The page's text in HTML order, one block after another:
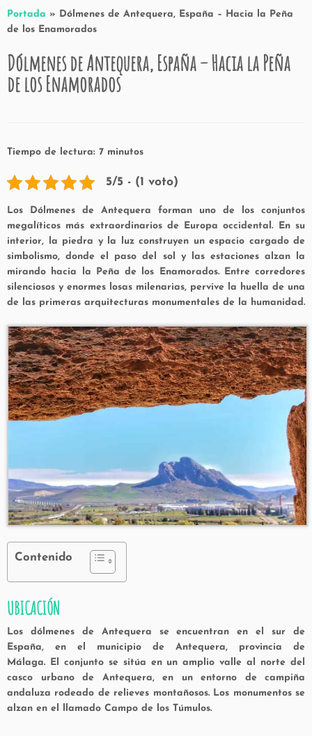
Portada » Dólmenes de Antequera, España – Hacia la Peña
de los Enamorados
Dólmenes de Antequera, España – Hacia la Peña
de los Enamorados
Tiempo de lectura: 7 minutos
5/5 - (1 voto)
Los Dólmenes de Antequera forman uno de los conjuntos
megalíticos más extraordinarios de Europa occidental. En su
interior, la piedra y la luz construyen un espacio cargado de
simbolismo, donde el paso del sol y las estaciones alzan la
mirando hacia la Peña de los Enamorados. Entre corredores
silenciosos y enormes losas milenarias, pervive la huella de una
de las primeras arquitecturas monumentales de la humanidad.
Contenido
UBICACIÓN
Los dólmenes de Antequera se encuentran en el sur de
España, en el municipio de Antequera, provincia de
Málaga. El conjunto se sitúa en un amplio valle al norte del
casco urbano de Antequera, en un entorno de campiña
andaluza rodeado de relieves montañosos. Los monumentos se
alzan en el llamado Campo de los Túmulos.